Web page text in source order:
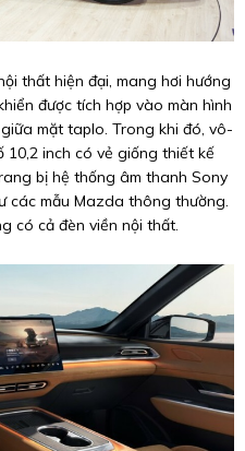
thất hiện đại, mang hơi hướng
được tích hợp vào màn hình
mặt taplo. Trong khi đó, vô-
inch có vẻ giống thiết kế
bị hệ thống âm thanh Sony
các mẫu Mazda thông thường.
có cả đèn viền nội thất.